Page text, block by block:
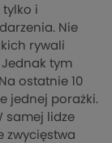
i
Nie
rywali
tym
ostatnie 10
jednej porażki.
samej lidze
zwycięstwa